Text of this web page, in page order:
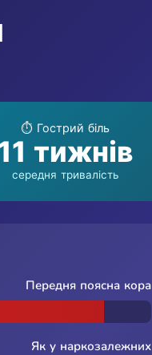
⏱️ Гострий біль
тижнів
середня тривалість
Передня поясна кора
Як у наркозалежних